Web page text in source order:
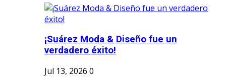
¡Suárez Moda & Diseño fue un
verdadero éxito!
Jul 13, 2026 0